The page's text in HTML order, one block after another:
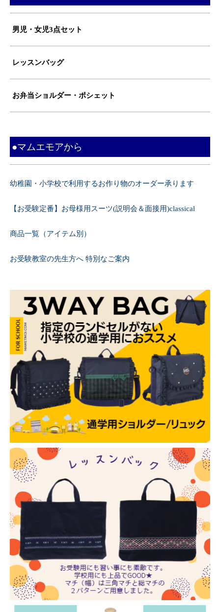
男児・女児3点セット
レッスンバッグ
お弁当ショルダー・ポシェット
●マムエモアから
幼稚園・小学校で利用するお作り物のオーダー承ります
【お受験定番】お母様用スーツ(説明会＆面接用)classical
商品一覧（アイテム別）
お受験教室の先生方へ 特別なご案内